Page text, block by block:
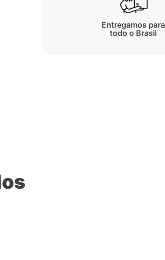
Entregamos para
todo o Brasil